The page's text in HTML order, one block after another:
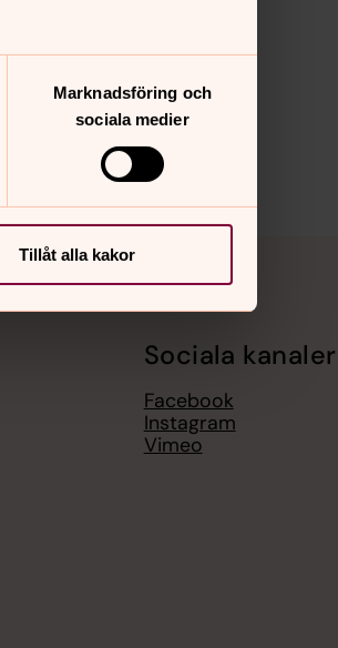
Marknadsföring och
sociala medier
Tillåt alla kakor
Sociala kanaler
Facebook
Instagram
Vimeo